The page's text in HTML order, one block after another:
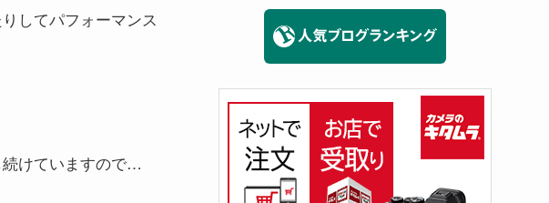
してパフォーマンス
続けていますので…